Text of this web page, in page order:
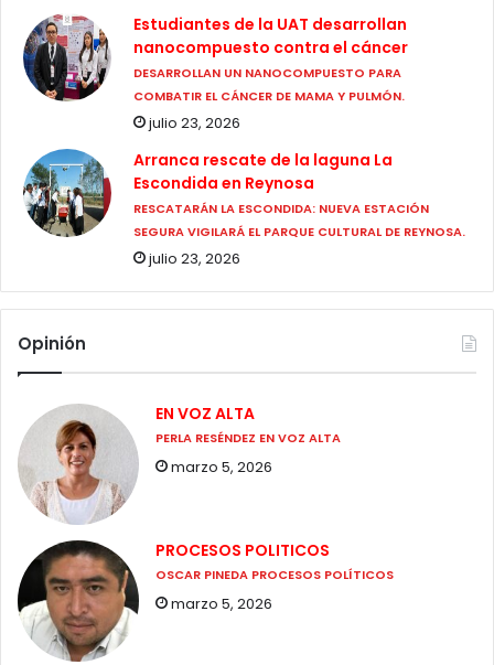
Estudiantes de la UAT desarrollan
nanocompuesto contra el cáncer
DESARROLLAN UN NANOCOMPUESTO PARA
COMBATIR EL CÁNCER DE MAMA Y PULMÓN.
julio 23, 2026
Arranca rescate de la laguna La
Escondida en Reynosa
RESCATARÁN LA ESCONDIDA: NUEVA ESTACIÓN
SEGURA VIGILARÁ EL PARQUE CULTURAL DE REYNOSA.
julio 23, 2026
Opinión
EN VOZ ALTA
PERLA RESÉNDEZ EN VOZ ALTA
marzo 5, 2026
PROCESOS POLITICOS
OSCAR PINEDA PROCESOS POLÍTICOS
marzo 5, 2026